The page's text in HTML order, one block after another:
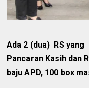
Ada 2 (dua) RS
Pancaran Kasih dan
baju APD, 100 box